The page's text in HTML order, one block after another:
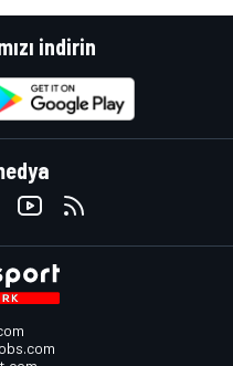
indirin